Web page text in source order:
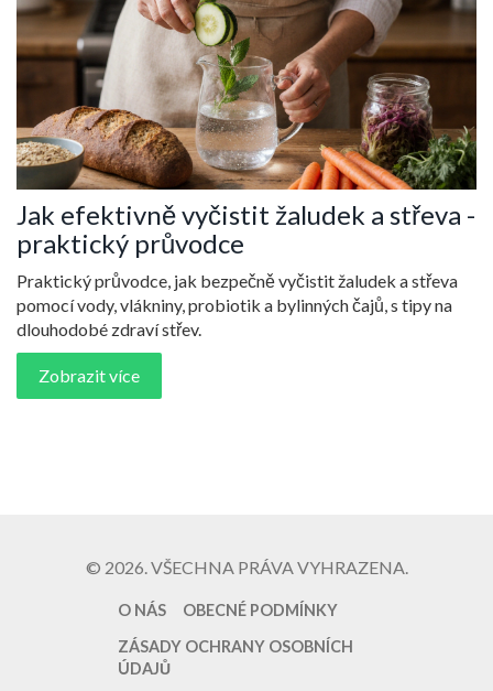
Jak efektivně vyčistit žaludek a střeva -
praktický průvodce
Praktický průvodce, jak bezpečně vyčistit žaludek a střeva
pomocí vody, vlákniny, probiotik a bylinných čajů, s tipy na
dlouhodobé zdraví střev.
Zobrazit více
© 2026. VŠECHNA PRÁVA VYHRAZENA.
O NÁS
OBECNÉ PODMÍNKY
ZÁSADY OCHRANY OSOBNÍCH
ÚDAJŮ